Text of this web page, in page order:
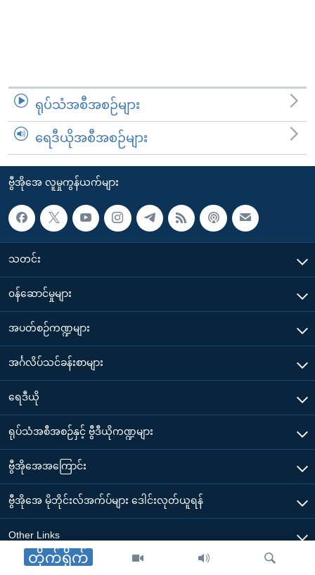
တိုက်ရိုက်
ရုပ်သံအစီအစဉ်များ
ရေဒီယိုအစီအစဉ်များ
ဗွီအိုအေ လူမှုကွန်ယက်များ
သတင်း
၀န်ဆောင်မှုများ
အပတ်စဉ်ကဏ္ဍများ
အင်္ဂလိပ်သင်ခန်းစာများ
ရေဒီယို
ရုပ်သံအစီအစဉ်နှင့် ဗွီဒီယိုကဏ္ဍများ
ဗွီအိုအေအကြောင်း
ဗွီအိုအေ မိုဘိုင်းလ်အက်ပ်များ ဒေါင်းလုတ်ယူရန်
Other Links